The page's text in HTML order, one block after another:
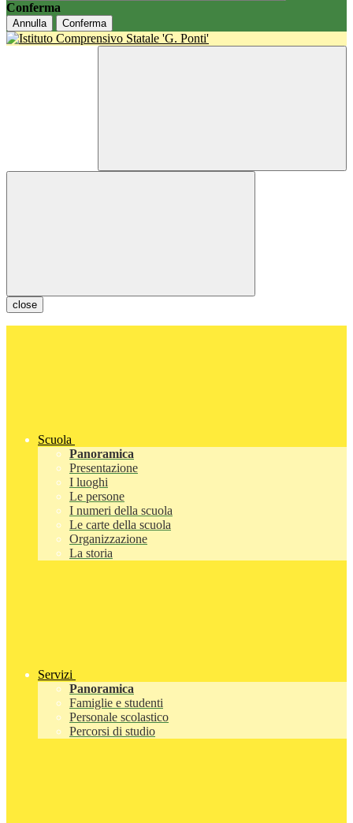
Conferma
Annulla Conferma
close
Scuola
Panoramica
Presentazione
I luoghi
Le persone
I numeri della scuola
Le carte della scuola
Organizzazione
La storia
Servizi
Panoramica
Famiglie e studenti
Personale scolastico
Percorsi di studio